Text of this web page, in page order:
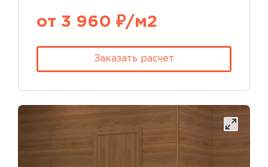
от 3 960 ₽/м2
Заказать расчет